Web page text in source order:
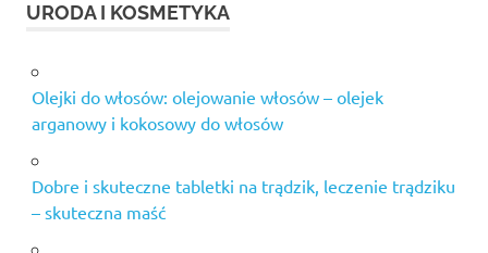
URODA I KOSMETYKA
Olejki do włosów: olejowanie włosów – olejek
arganowy i kokosowy do włosów
Dobre i skuteczne tabletki na trądzik, leczenie trądziku
– skuteczna maść